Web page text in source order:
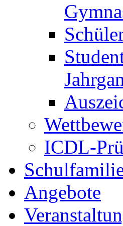
ICDL-
Angebote